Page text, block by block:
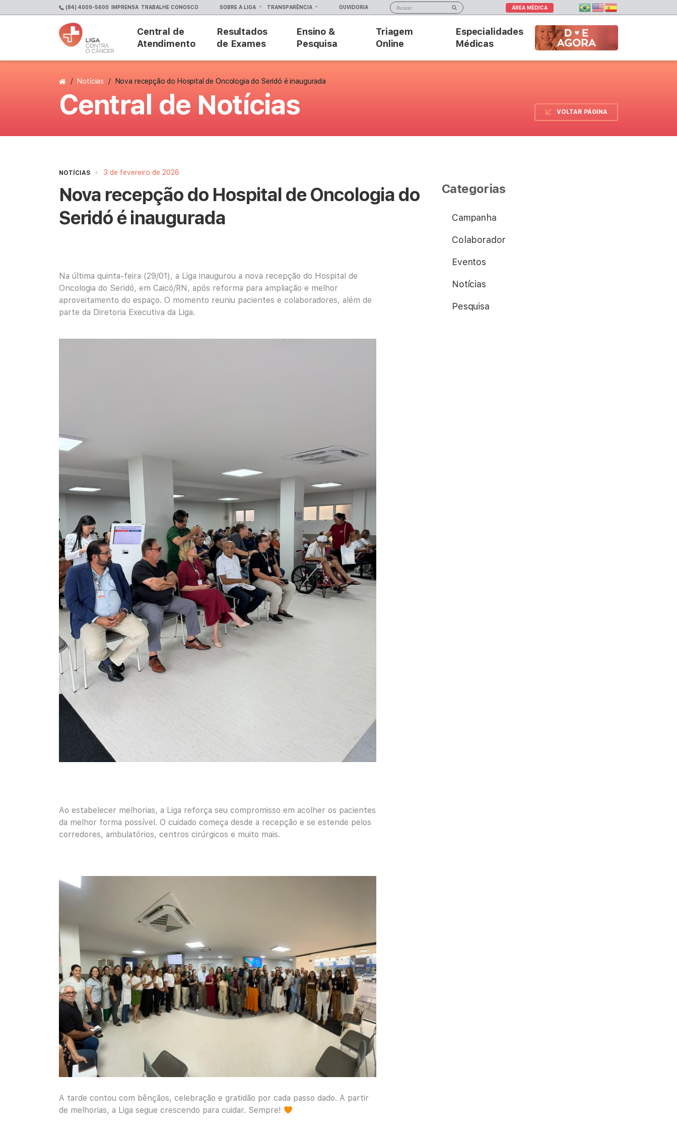
(84) 4009-5600 IMPRENSA TRABALHE CONOSCO SOBRE A LIGA TRANSPARÊNCIA OUVIDORIA ÁREA MÉDICA
Central de
Atendimento
Resultados
de Exames
Ensino &
Pesquisa
Triagem
Online
Especialidades
Médicas
DOE AGORA
Página Inicial
/ Notícias / Nova recepção do Hospital de Oncologia do Seridó é inaugurada
Central de Notícias VOLTAR PÁGINA
NOTÍCIAS • 3 de fevereiro de 2026
Nova recepção do Hospital de Oncologia do
Seridó é inaugurada
Na última quinta-feira (29/01), a Liga inaugurou a nova recepção do Hospital de
Oncologia do Seridó, em Caicó/RN, após reforma para ampliação e melhor
aproveitamento do espaço. O momento reuniu pacientes e colaboradores, além de
parte da Diretoria Executiva da Liga.
Ao estabelecer melhorias, a Liga reforça seu compromisso em acolher os pacientes
da melhor forma possível. O cuidado começa desde a recepção e se estende pelos
corredores, ambulatórios, centros cirúrgicos e muito mais.
A tarde contou com bênçãos, celebração e gratidão por cada passo dado. A partir
de melhorias, a Liga segue crescendo para cuidar. Sempre!
Categorias
Campanha
Colaborador
Eventos
Notícias
Pesquisa